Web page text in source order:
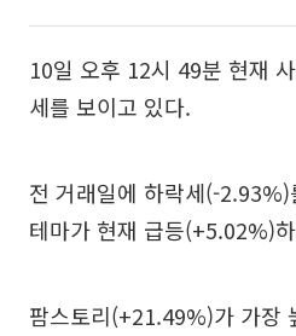
10일 오후 12시 49분 현재
세를 보이고 있다.
전 거래일에 하락세(-
테마가 현재 급등(+5.02%)
팜스토리(+21.49%)가 가장